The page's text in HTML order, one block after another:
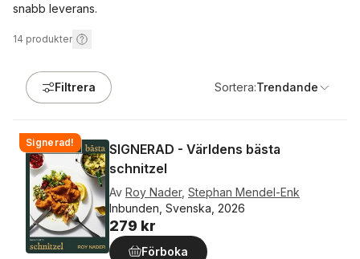
snabb leverans.
14 produkter
Filtrera Sortera:Trendande
Signerad!
SIGNERAD - Världens bästa
schnitzel
Av Roy Nader, Stephan Mendel-Enk
Inbunden, Svenska, 2026
279 kr
Förboka